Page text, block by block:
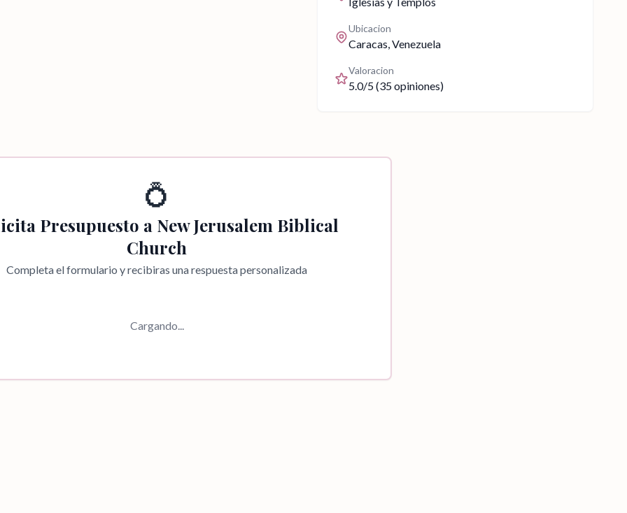
Ubicacion
Caracas, Venezuela
Valoracion
5.0/5 (35opiniones)
💍
Presupuesto a New Jerusalem Biblical
Church
Completa el formulario y recibiras una respuesta personalizada
Cargando...